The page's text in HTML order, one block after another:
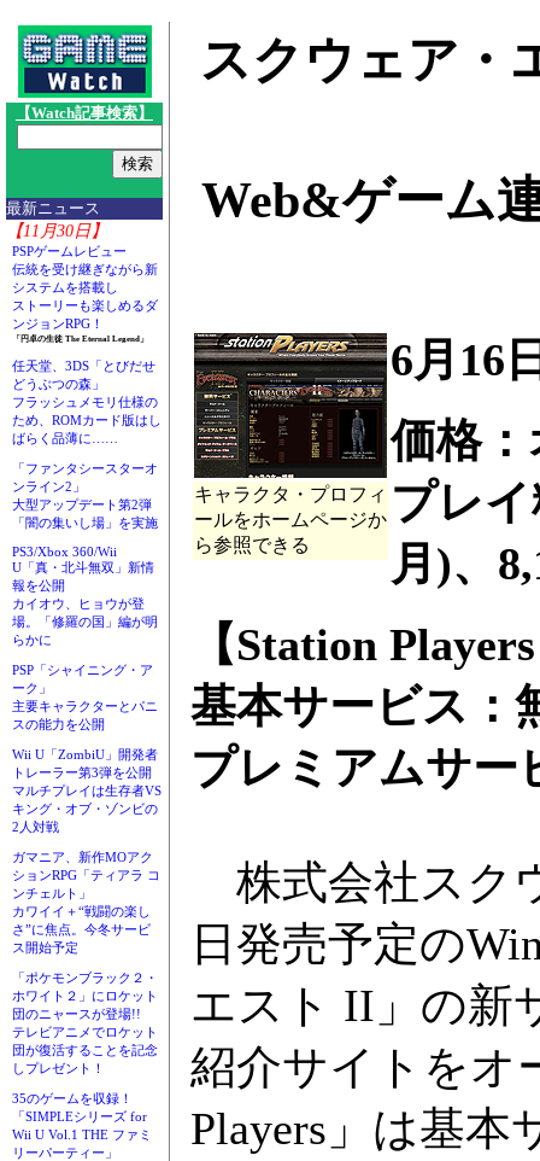
【Watch記事検索】
最新ニュース
【11月30日】
PSPゲームレビュー
伝統を受け継ぎながら新
システムを搭載し
ストーリーも楽しめるダ
ンジョンRPG！
「円卓の生徒 The Eternal Legend」
任天堂、3DS「とびだせ
どうぶつの森」
フラッシュメモリ仕様の
ため、ROMカード版はし
ばらく品薄に……
「ファンタシースターオ
ンライン2」
大型アップデート第2弾
「闇の集いし場」を実施
PS3/Xbox 360/Wii
U「真・北斗無双」新情
報を公開
カイオウ、ヒョウが登
場。「修羅の国」編が明
らかに
PSP「シャイニング・ア
ーク」
主要キャラクターとパニ
スの能力を公開
Wii U「ZombiU」開発者
トレーラー第3弾を公開
マルチプレイは生存者VS
キング・オブ・ゾンビの
2人対戦
ガマニア、新作MOアク
ションRPG「ティアラ コ
ンチェルト」
カワイイ＋“戦闘の楽し
さ”に焦点。今冬サービ
ス開始予定
「ポケモンブラック２・
ホワイト２」にロケット
団のニャースが登場!!
テレビアニメでロケット
団が復活することを記念
しプレゼント！
35のゲームを収録！
「SIMPLEシリーズ for
Wii U Vol.1 THE ファミ
リーパーティー」
スクウェア・
Web&ゲーム
キャラクタ・プロフィ
ールをホームページか
ら参照できる
6月16
価格
プレ
月)、
【Station
基本サービス：
プレミアムサー
株式会社スク
日発売予定の
エスト II」の新
紹介サイトをオ
Players」は基